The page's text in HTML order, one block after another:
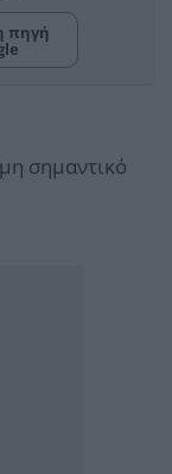
πηγή
σημαντικό